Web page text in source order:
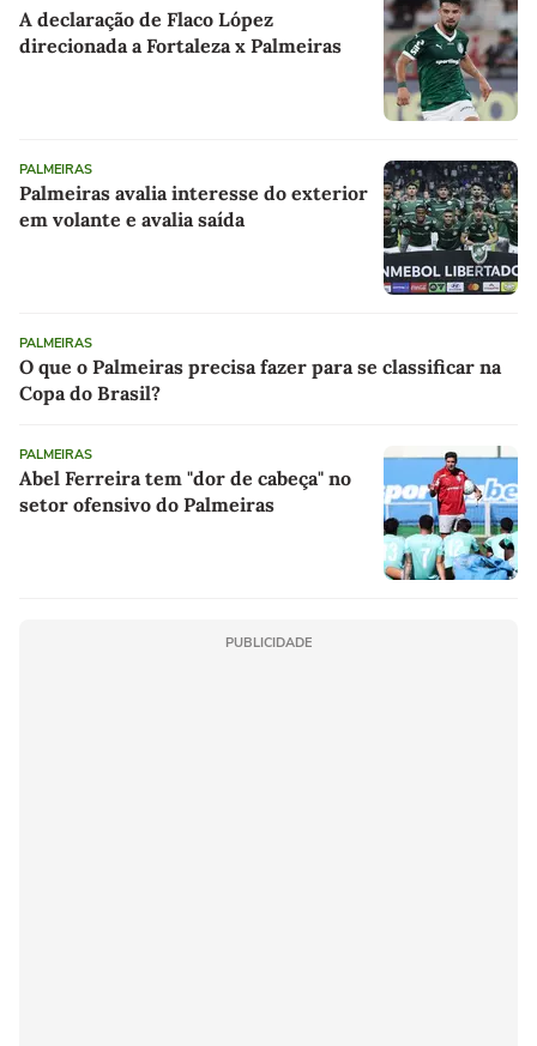
A declaração de Flaco López
direcionada a Fortaleza x Palmeiras
PALMEIRAS
Palmeiras avalia interesse do exterior
em volante e avalia saída
PALMEIRAS
O que o Palmeiras precisa fazer para se classificar na
Copa do Brasil?
PALMEIRAS
Abel Ferreira tem "dor de cabeça" no
setor ofensivo do Palmeiras
PUBLICIDADE